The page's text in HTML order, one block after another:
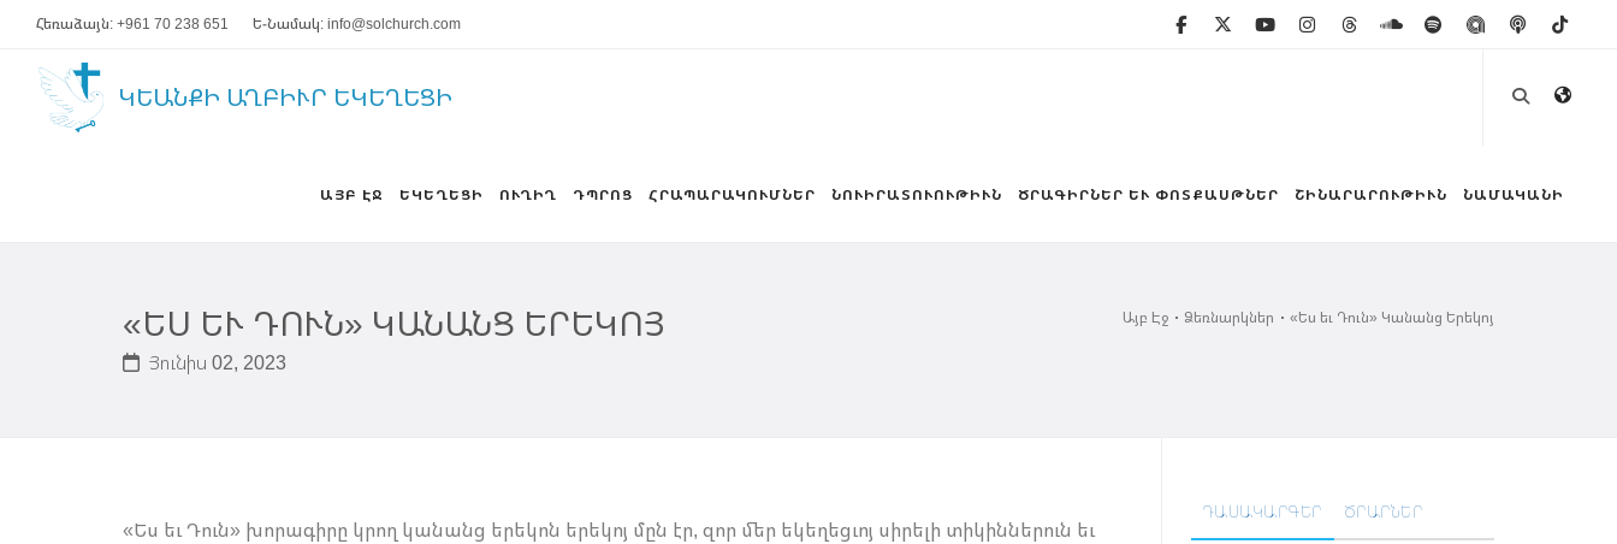
Հեռաձայն: +961 70 238 651 Ե-Նամակ: info@solchurch.com
ԿԵԱՆՔԻ ԱՂԲԻՒՐ ԵԿԵՂԵՑԻ
ԱՅԲ ԷՋ ԵԿԵՂԵՑԻ ՈՒՂԻՂ ԴՊՐՈՑ ՀՐԱՊԱՐԱԿՈՒՄՆԵՐ ՆՈՒԻՐԱՏՈՒՈՒԹԻՒՆ ԾՐԱԳԻՐՆԵՐ ԵՒ ՓՈՏՔԱՍԹՆԵՐ ՇԻՆԱՐԱՐՈՒԹԻՒՆ ՆԱՄԱԿԱՆԻ
Այբ Էջ Ձեռնարկներ «Ես եւ Դուն» Կանանց Երեկոյ
«ԵՍ ԵՒ ԴՈՒՆ» ԿԱՆԱՆՑ ԵՐԵԿՈՅ
Յունիս 02, 2023
«Ես եւ Դուն» խորագիրը կրող կանանց երեկոն երեկոյ մըն էր, զոր մեր եկեղեցւոյ սիրելի տիկիններուն եւ
ԴԱՍԱԿԱՐԳԵՐ ԾՐԱՐՆԵՐ